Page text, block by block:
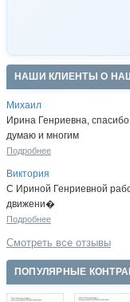
НАШИ КЛИЕНТЫ О
Михаил
Ирина Генриевна,
думаю и многим
Подробнее
Виктория
С Ириной Генриевной
движени�
Подробнее
Смотреть все отзывы
ПОПУЛЯРНЫЕ